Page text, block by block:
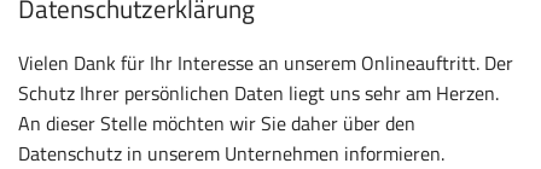
Datenschutzerklärung
Vielen Dank für Ihr Interesse an unserem Onlineauftritt. Der
Schutz Ihrer persönlichen Daten liegt uns sehr am Herzen.
An dieser Stelle möchten wir Sie daher über den
Datenschutz in unserem Unternehmen informieren.